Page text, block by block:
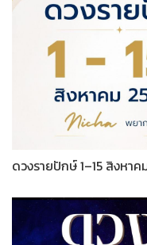
ดวงรายปักษ์ 1–15 สิงหา